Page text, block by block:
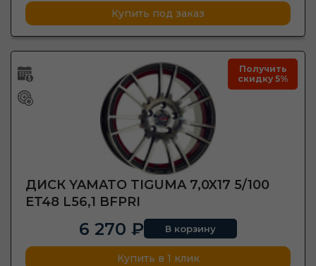
Купить под заказ
Получить
скидку 5%
ДИСК YAMATO TIGUMA 7,0X17 5/100
ET48 L56,1 BFPRI
6 270 ₽ В корзину
Купить в 1 клик